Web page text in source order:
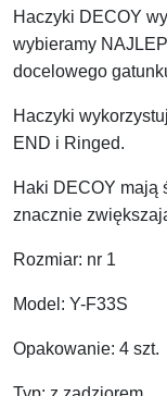
Haczyki DECOY
wybieramy
docelowego
Haczyki
END i Ringed.
Haki DECOY mają
znacznie
Rozmiar: nr 1
Model: Y-F33S
Opakowanie: 4 szt.